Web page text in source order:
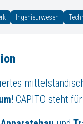
einzubringen und aktiv
das Ihnen eine
Ingenieurwesen
! CAPITO steht